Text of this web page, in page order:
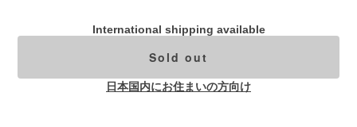
International shipping available
Sold out
日本国内にお住まいの方向け